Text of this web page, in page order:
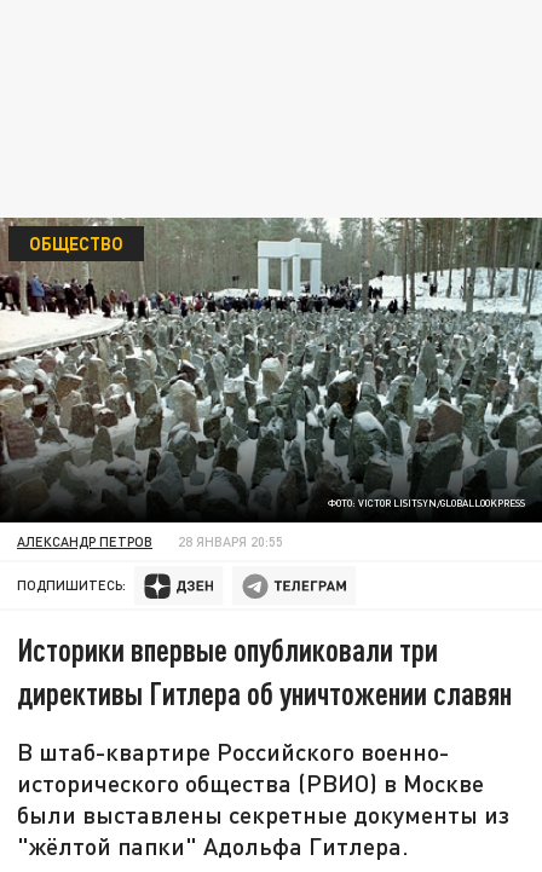
ФОТО: VICTOR LISITSYN/GLOBALLOOKPRESS
ОБЩЕСТВО
АЛЕКСАНДР ПЕТРОВ 28 ЯНВАРЯ 20:55
ПОДПИШИТЕСЬ:
Историки впервые опубликовали три
директивы Гитлера об уничтожении славян
В штаб-квартире Российского военно-
исторического общества (РВИО) в Москве
были выставлены секретные документы из
"жёлтой папки" Адольфа Гитлера.